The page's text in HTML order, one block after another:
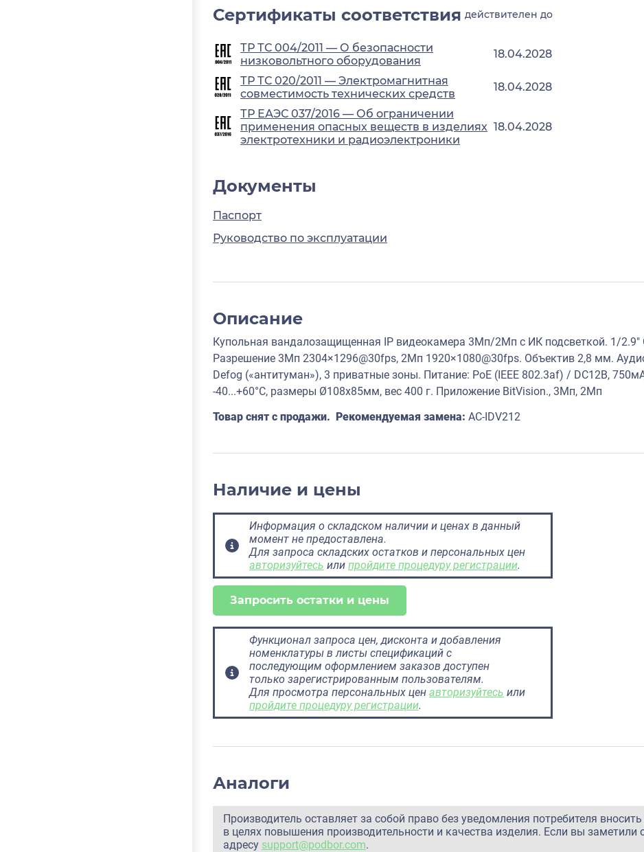
Сертификаты соответствия действителен до
ТР ТС 004/2011 — О безопасности
низковольтного оборудования
18.04.2028
ТР ТС 020/2011 — Электромагнитная
совместимость технических средств
18.04.2028
ТР ЕАЭС 037/2016 — Об ограничении
применения опасных веществ в изделиях
электротехники и радиоэлектроники
18.04.2028
Документы
Паспорт
Руководство по эксплуатации
Описание
Купольная вандалозащищенная IP видеокамера 3Мп/2Мп с ИК подсветкой. 1/2.9"
Разрешение 3Мп 2304×1296@30fps, 2Мп 1920×1080@30fps. Объектив 2,8 мм.
Defog («антитуман»), 3 приватные зоны. Питание: PoE (IEEE 802.3af) / DC12В,
-40...+60°C, размеры Ø108x85мм, вес 400 г. Приложение BitVision., 3Мп, 2Мп
Товар снят с продажи. Рекомендуемая замена: AC-IDV212
Наличие и цены
Информация о складском наличии и ценах в данный
момент не предоставлена.
Для запроса складских остатков и персональных цен
авторизуйтесь или пройдите процедуру регистрации.
Запросить остатки и цены
Функционал запроса цен, дисконта и добавления
номенклатуры в листы спецификаций с
последующим оформлением заказов доступен
только зарегистрированным пользователям.
Для просмотра персональных цен авторизуйтесь или
пройдите процедуру регистрации.
Аналоги
Производитель оставляет за собой право без уведомления потребителя
в целях повышения производительности и качества изделия. Если вы
адресу support@podbor.com.